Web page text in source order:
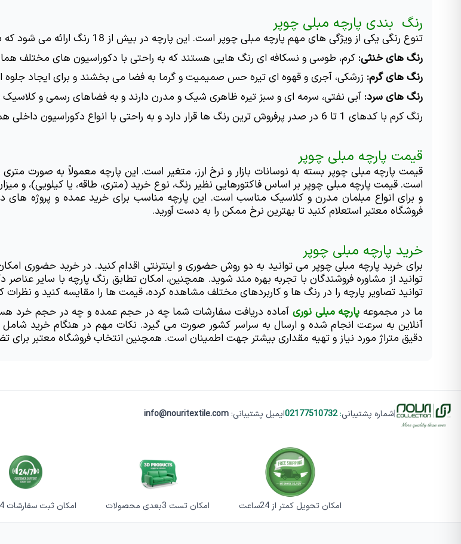
رنگ  بندی پارچه مبلی چوپر
تنوع رنگی یکی از ویژگی های مهم پارچه مبلی چوپر است. این پارچه در بیش از 18 رنگ ارائه می شود که شامل طیف رنگ های خنثی، گرم و سرد است.
رنگ های خنثی: کرم، طوسی و نسکافه ای رنگ هایی هستند که به راحتی با دکوراسیون های مختلف
رنگ های گرم: زرشکی، آجری و قهوه ای تیره حس صمیمیت و گرما به فضا می بخشند و برای ایجاد
رنگ های سرد: آبی نفتی، سرمه ای و سبز تیره ظاهری شیک و مدرن دارند و به فضاهای رسمی و
رنگ کرم با کدهای 1 تا 6 در صدر پرفروش ترین رنگ ها قرار دارد و به راحتی با انواع دکوراسیون داخلی هماهنگ می شود.
قیمت پارچه مبلی چوپر
فروشگاه معتبر استعلام کنید تا بهترین نرخ ممکن را به دست آورید.
خرید پارچه مبلی چوپر
توانید تصاویر پارچه را در رنگ ها و کاربردهای مختلف مشاهده کرده، قیمت ها را مقایسه کنید و نظرات
ما در مجموعه پارچه مبلی نوری
دقیق متراژ مورد نیاز و تهیه مقداری بیشتر جهت اطمینان است. همچنین انتخاب فروشگاه معتبر
|شماره پشتیبانی:
02177510732ایمیل پشتیبانی: info@nouritextile.com
امکان تحویل کمتر از 24ساعت امکان تست 3بعدی محصولات امکان ثبت سفارشات 24ساعته